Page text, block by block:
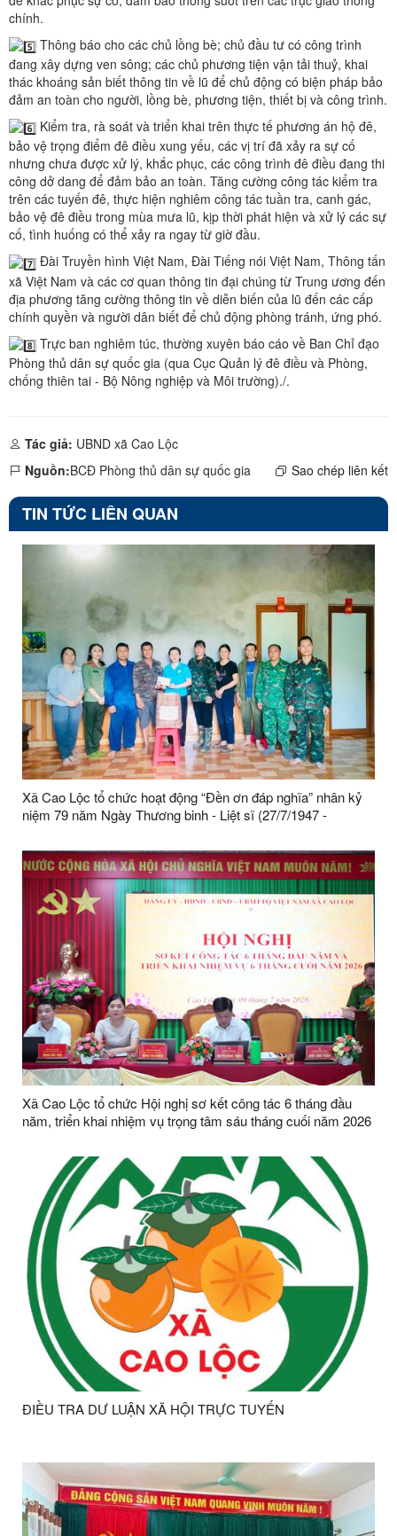
chính.
Thông báo cho các chủ lồng bè; chủ đầu tư có công trình
đang xây dựng ven sông; các chủ phương tiện vận tải thuỷ, khai
thác khoáng sản biết thông tin về lũ để chủ động có biện pháp bảo
đảm an toàn cho người, lồng bè, phương tiện, thiết bị và công trình.
Kiểm tra, rà soát và triển khai trên thực tế phương án hộ đê,
bảo vệ trọng điểm đê điều xung yếu, các vị trí đã xảy ra sự cố
nhưng chưa được xử lý, khắc phục, các công trình đê điều đang thi
công dở dang để đảm bảo an toàn. Tăng cường công tác kiểm tra
trên các tuyến đê, thực hiện nghiêm công tác tuần tra, canh gác,
bảo vệ đê điều trong mùa mưa lũ, kịp thời phát hiện và xử lý các sự
cố, tình huống có thể xảy ra ngay từ giờ đầu.
Đài Truyền hình Việt Nam, Đài Tiếng nói Việt Nam, Thông tấn
xã Việt Nam và các cơ quan thông tin đại chúng từ Trung ương đến
địa phương tăng cường thông tin về diễn biến của lũ đến các cấp
chính quyền và người dân biết để chủ động phòng tránh, ứng phó.
Trực ban nghiêm túc, thường xuyên báo cáo về Ban Chỉ đạo
Phòng thủ dân sự quốc gia (qua Cục Quản lý đê điều và Phòng,
chống thiên tai - Bộ Nông nghiệp và Môi trường)./.
Tác giả: UBND xã Cao Lộc
Nguồn:BCĐ Phòng thủ dân sự quốc gia Sao chép liên kết
TIN TỨC LIÊN QUAN
Xã Cao Lộc tổ chức hoạt động “Đền ơn đáp nghĩa” nhân kỷ
niệm 79 năm Ngày Thương binh - Liệt sĩ (27/7/1947 -
Xã Cao Lộc tổ chức Hội nghị sơ kết công tác 6 tháng đầu
năm, triển khai nhiệm vụ trọng tâm sáu tháng cuối năm 2026
ĐIỀU TRA DƯ LUẬN XÃ HỘI TRỰC TUYẾN